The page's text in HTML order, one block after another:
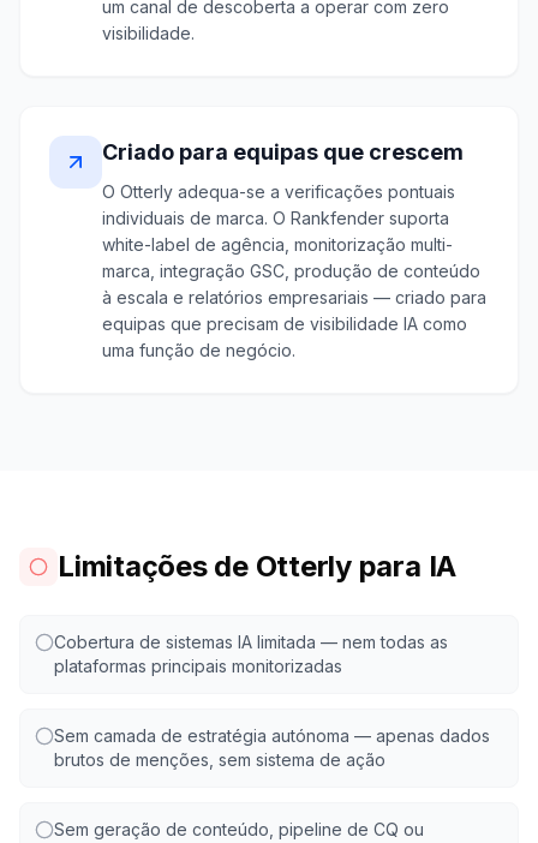
um canal de descoberta a operar com zero
visibilidade.
Criado para equipas que crescem
O Otterly adequa-se a verificações pontuais
individuais de marca. O Rankfender suporta
white-label de agência, monitorização multi-
marca, integração GSC, produção de conteúdo
à escala e relatórios empresariais — criado para
equipas que precisam de visibilidade IA como
uma função de negócio.
Limitações de Otterly para IA
Cobertura de sistemas IA limitada — nem todas as
plataformas principais monitorizadas
Sem camada de estratégia autónoma — apenas dados
brutos de menções, sem sistema de ação
Sem geração de conteúdo, pipeline de CQ ou